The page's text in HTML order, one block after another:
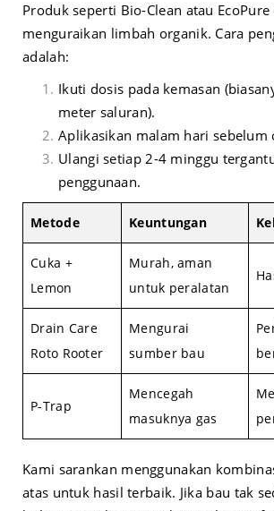
Produk seperti Bio-Clean atau
menguraikan limbah organik. Cara
adalah:
Ikuti dosis pada kemasan
meter saluran).
Aplikasikan malam hari sebelum
Ulangi setiap 2-4 minggu
penggunaan.
Metode Keuntungan
Cuka +
Lemon
Murah, aman
untuk peralatan
Drain Care
Roto Rooter
Mengurai
sumber bau
P-Trap
Mencegah
masuknya gas
Kami sarankan menggunakan
atas untuk hasil terbaik. Jika bau tak